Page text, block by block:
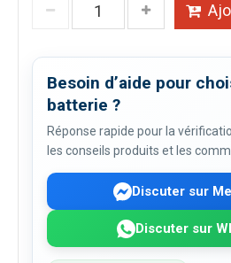
Besoin d’aide pour
batterie ?
Réponse rapide pour la
les conseils produits et les
Discuter sur
Discuter sur